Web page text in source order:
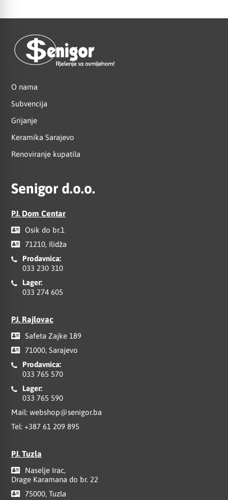
O nama
Subvencija
Grijanje
Keramika Sarajevo
Renoviranje kupatila
Senigor d.o.o.
PJ. Dom Centar
Osik do br.1
71210, Ilidža
Prodavnica:
033 230 310
Lager:
033 274 605
PJ. Rajlovac
Safeta Zajke 189
71000, Sarajevo
Prodavnica:
033 765 570
Lager:
033 765 590
Mail: webshop@senigor.ba
Tel: +387 61 209 895
PJ. Tuzla
Naselje Irac,
Drage Karamana do br. 22
75000, Tuzla